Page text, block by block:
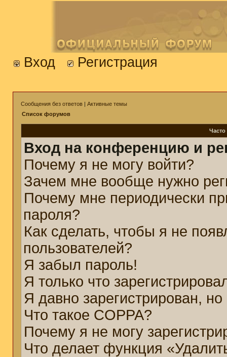
Вход Регистрация
Сообщения без ответов | Активные темы
Список форумов
Вход на конференцию и
Почему я не могу войти?
Зачем мне вообще нужно
Почему мне периодически
пароля?
Как сделать, чтобы я не
пользователей?
Я забыл пароль!
Я только что
Я давно зарегистрирован,
Что такое COPPA?
Почему я не могу
Что делает функция